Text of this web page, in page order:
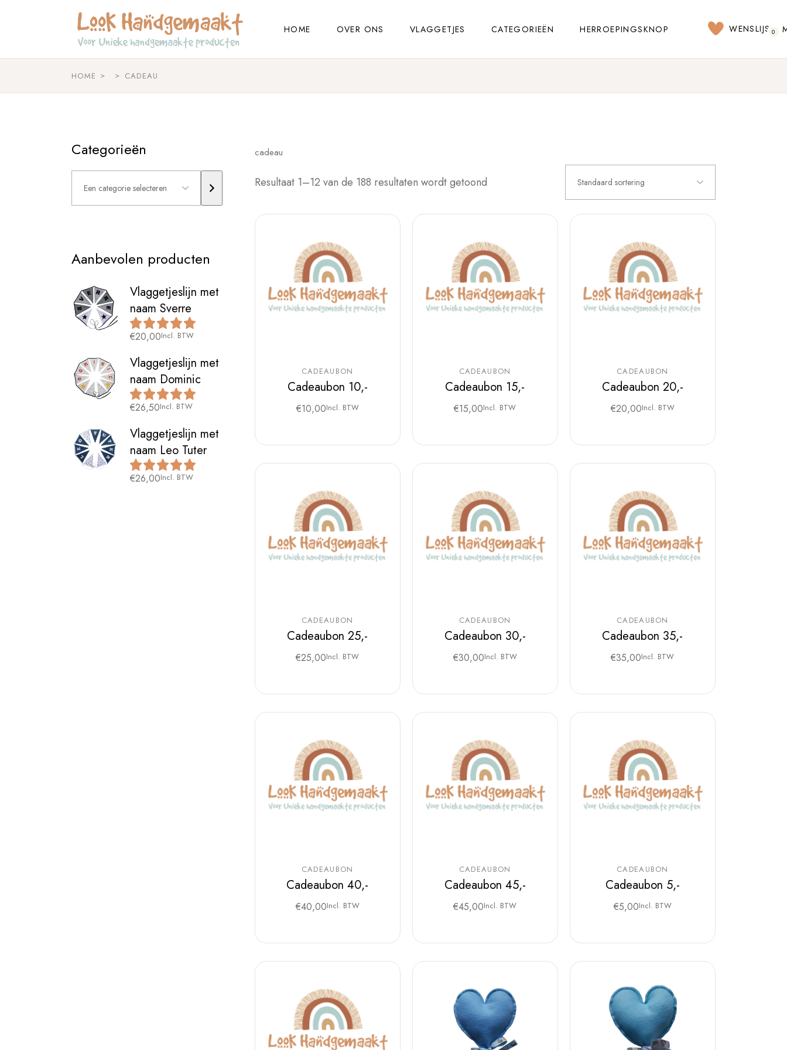
HOME OVER ONS VLAGGETJES CATEGORIEËN HERROEPINGSKNOP WENSLIJST
0
HOME CADEAU
cadeau
Resultaat 1–12 van de 188 resultaten wordt getoond Standaard sortering
CADEAUBON
Cadeaubon 10,-
€10,00Incl. BTW
CADEAUBON
Cadeaubon 15,-
€15,00Incl. BTW
CADEAUBON
Cadeaubon 20,-
€20,00Incl. BTW
CADEAUBON
Cadeaubon 25,-
€25,00Incl. BTW
CADEAUBON
Cadeaubon 30,-
€30,00Incl. BTW
CADEAUBON
Cadeaubon 35,-
€35,00Incl. BTW
CADEAUBON
Cadeaubon 40,-
€40,00Incl. BTW
CADEAUBON
Cadeaubon 45,-
€45,00Incl. BTW
CADEAUBON
Cadeaubon 5,-
€5,00Incl. BTW
Categorieën
Een
categorie
selecteren
Aanbevolen producten
Vlaggetjeslijn met
naam Sverre
€20,00Incl. BTW
Vlaggetjeslijn met
naam Dominic
€26,50Incl. BTW
Vlaggetjeslijn met
naam Leo Tuter
€26,00Incl. BTW